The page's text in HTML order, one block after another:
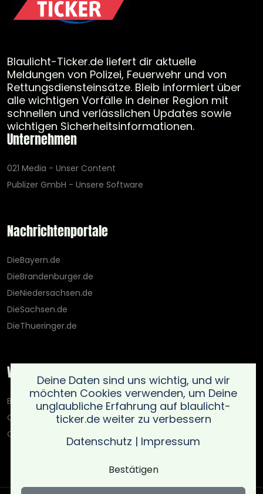
Blaulicht-Ticker.de liefert dir aktuelle
Meldungen von Polizei, Feuerwehr und von
Rettungsdiensteinsätze. Bleib informiert über
alle wichtigen Vorfälle in deiner Region mit
schnellen und verlässlichen Updates sowie
wichtigen Sicherheitsinformationen.
Unternehmen
021 Media - Unser Content
Publizer GmbH - Unsere Software
Nachrichtenportale
DieBayern.de
DieBrandenburger.de
DieNiedersachsen.de
DieSachsen.de
DieThueringer.de
Weitere Portale
Blaulicht-Ticker.de
Oberlausitz.holiday
OnlinedatingKompass.de
Deine Daten sind uns wichtig, und wir
möchten Cookies verwenden, um Deine
unglaubliche Erfahrung auf blaulicht-
ticker.de weiter zu verbessern
Datenschutz | Impressum
Bestätigen